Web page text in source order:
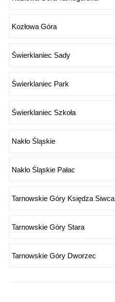
Kozłowa Góra
Świerklaniec Sady
Świerklaniec Park
Świerklaniec Szkoła
Nakło Śląskie
Nakło Śląskie Pałac
Tarnowskie Góry Księdza Siwca
Tarnowskie Góry Stara
Tarnowskie Góry Dworzec